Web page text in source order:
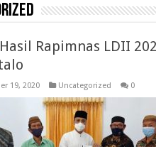
Rapimnas LDII
19, 2020 Uncategorized 0